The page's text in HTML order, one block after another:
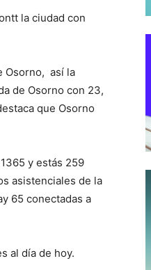
la ciudad con
Osorno, así la
de Osorno con 23,
que Osorno
y estás 259
asistenciales de la
65 conectadas a
al día de hoy.